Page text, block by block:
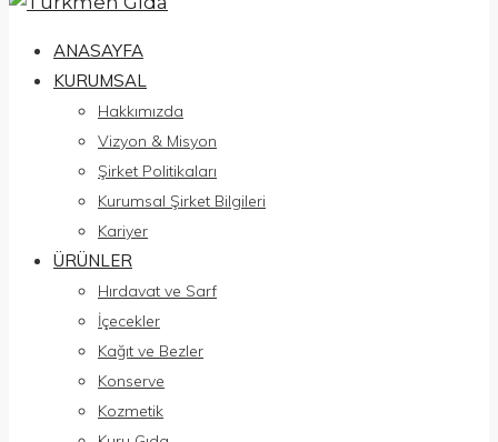
ANASAYFA
KURUMSAL
Hakkımızda
Vizyon & Misyon
Şirket Politikaları
Kurumsal Şirket Bilgileri
Kariyer
ÜRÜNLER
Hırdavat ve Sarf
İçecekler
Kağıt ve Bezler
Konserve
Kozmetik